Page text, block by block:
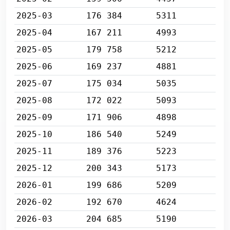
2025-03
176 384
5311
2025-04
167 211
4993
2025-05
179 758
5212
2025-06
169 237
4881
2025-07
175 034
5035
2025-08
172 022
5093
2025-09
171 906
4898
2025-10
186 540
5249
2025-11
189 376
5223
2025-12
200 343
5173
2026-01
199 686
5209
2026-02
192 670
4624
2026-03
204 685
5190